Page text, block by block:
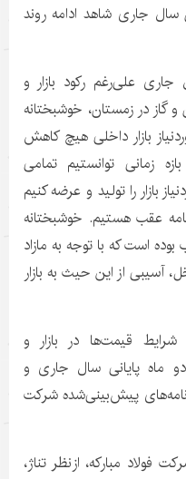
جاری شاهد ادامه روند
جاری علی‌رغم رکود بازار و
در زمستان، خوشبختانه
بازار داخلی هیچ کاهش
زمانی توانستیم تمامی
بازار را تولید و عرضه کنیم
۴ درصد از برنامه عقب هستیم. خوشبختانه
بوده است که با توجه به مازاد
آسیبی از این حیث به بازار
قیمت‌ها در بازار و
ماه پایانی سال جاری و
پیش‌بینی‌شده شرکت
فولاد مبارکه، ازنظر تناژ،